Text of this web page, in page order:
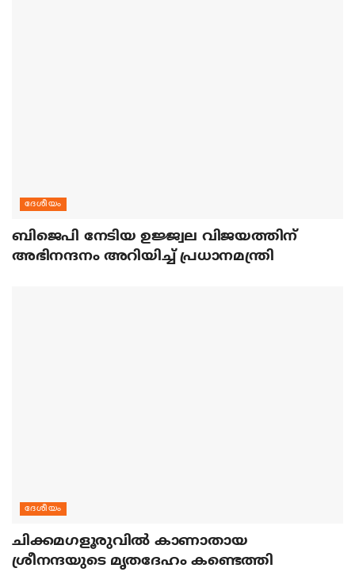
ദേശീയം
ബിജെപി നേടിയ ഉജ്ജ്വല വിജയത്തിന്
അഭിനന്ദനം അറിയിച്ച് പ്രധാനമന്ത്രി
ദേശീയം
ചിക്കമഗളൂരുവില്‍ കാണാതായ
ശ്രീനന്ദയുടെ മൃതദേഹം കണ്ടെത്തി